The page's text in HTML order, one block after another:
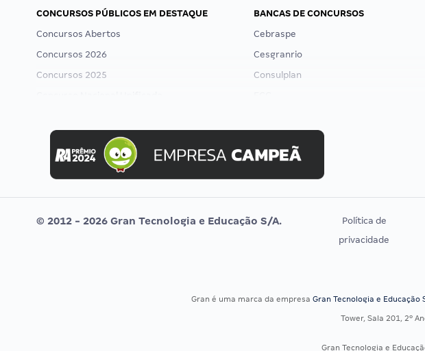
CONCURSOS PÚBLICOS EM DESTAQUE
Concursos Abertos
Concursos 2026
Concursos 2025
Concurso MPU
Editais publicados
BANCAS DE CONCURSOS
Cebraspe
Cesgranrio
Consulplan
Selecon
Uniase
Vunesp
© 2012 - 2026 Gran Tecnologia e Educação S/A.
Política de
privacidade
Gran é uma marca da empresaGran Tecnologia e Educação
Tower, Sala 201, 2º
Gran Tecnologia e